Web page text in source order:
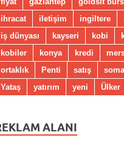
ihracat
iletişim ingiltere
iş dünyası
kayseri kobi
kobiler
konya kredi
ortaklık
Penti satış
Yataş
yatırım yeni Ülker
ALANI